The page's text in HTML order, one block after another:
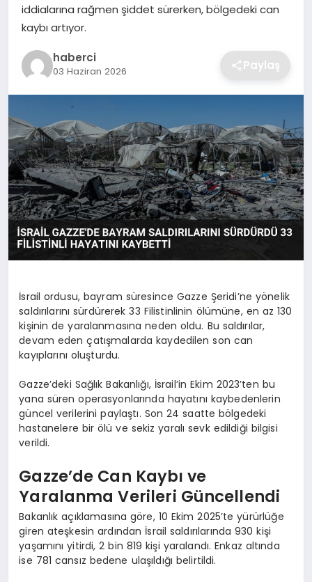
SIYASET
SPOR
YAŞAM
iddialarına rağmen şiddet sürerken, bölgedeki can
kaybı artıyor.
haberci
03 Haziran 2026 Paylaş
İsrail ordusu, bayram süresince Gazze Şeridi’ne yönelik
saldırılarını sürdürerek 33 Filistinlinin ölümüne, en az 130
kişinin de yaralanmasına neden oldu. Bu saldırılar,
devam eden çatışmalarda kaydedilen son can
kayıplarını oluşturdu.
Gazze’deki Sağlık Bakanlığı, İsrail’in Ekim 2023’ten bu
yana süren operasyonlarında hayatını kaybedenlerin
güncel verilerini paylaştı. Son 24 saatte bölgedeki
hastanelere bir ölü ve sekiz yaralı sevk edildiği bilgisi
verildi.
Gazze’de Can Kaybı ve
Yaralanma Verileri Güncellendi
Bakanlık açıklamasına göre, 10 Ekim 2025’te yürürlüğe
giren ateşkesin ardından İsrail saldırılarında 930 kişi
yaşamını yitirdi, 2 bin 819 kişi yaralandı. Enkaz altında
ise 781 cansız bedene ulaşıldığı belirtildi.